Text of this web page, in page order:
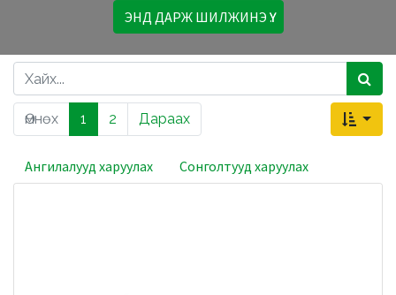
ЭНД ДАРЖ ШИЛЖИНЭ ҮҮ.
Өмнөх 1 2 Дараах
Ангилалууд харуулах Сонголтууд харуулах